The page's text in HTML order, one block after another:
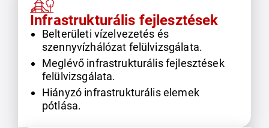
Infrastrukturális fejlesztések
Belterületi vízelvezetés és
szennyvízhálózat felülvizsgálata.
Meglévő infrastrukturális fejlesztések
felülvizsgálata.
Hiányzó infrastrukturális elemek
pótlása.